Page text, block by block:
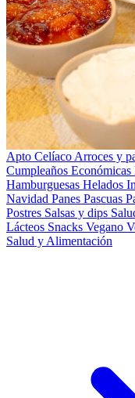
Apto Celíaco Arroces y
Cumpleaños Económicas
Hamburguesas Helados
Navidad Panes Pascuas
Postres Salsas y dips
Lácteos Snacks Vegano
Salud y Alimentación